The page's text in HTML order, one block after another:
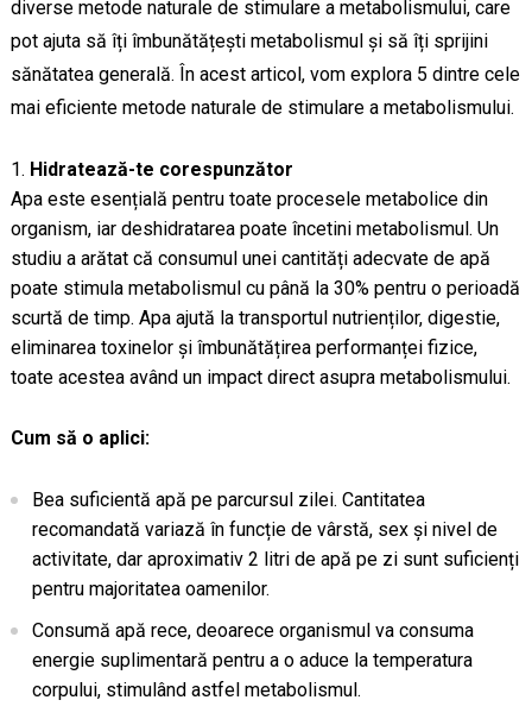
diverse metode naturale de stimulare a metabolismului, care
pot ajuta să îți îmbunătățești metabolismul și să îți sprijini
sănătatea generală. În acest articol, vom explora 5 dintre cele
mai eficiente metode naturale de stimulare a metabolismului.
Hidratează-te corespunzător
Apa este esențială pentru toate procesele metabolice din
organism, iar deshidratarea poate încetini metabolismul. Un
studiu a arătat că consumul unei cantități adecvate de apă
poate stimula metabolismul cu până la 30% pentru o perioadă
scurtă de timp. Apa ajută la transportul nutrienților, digestie,
eliminarea toxinelor și îmbunătățirea performanței fizice,
toate acestea având un impact direct asupra metabolismului.
Cum să o aplici:
Bea suficientă apă pe parcursul zilei. Cantitatea
recomandată variază în funcție de vârstă, sex și nivel de
activitate, dar aproximativ 2 litri de apă pe zi sunt suficienți
pentru majoritatea oamenilor.
Consumă apă rece, deoarece organismul va consuma
energie suplimentară pentru a o aduce la temperatura
corpului, stimulând astfel metabolismul.